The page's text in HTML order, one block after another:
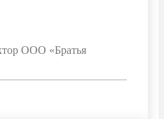
ООО «Братья